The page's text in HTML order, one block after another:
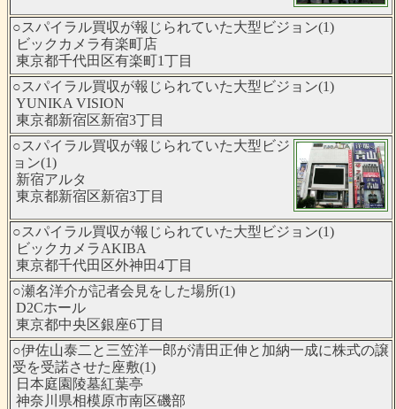
○スパイラル買収が報じられていた大型ビジョン(1)
ビックカメラ有楽町店
東京都千代田区有楽町1丁目
○スパイラル買収が報じられていた大型ビジョン(1)
YUNIKA VISION
東京都新宿区新宿3丁目
○スパイラル買収が報じられていた大型ビジ
ョン(1)
新宿アルタ
東京都新宿区新宿3丁目
○スパイラル買収が報じられていた大型ビジョン(1)
ビックカメラAKIBA
東京都千代田区外神田4丁目
○瀬名洋介が記者会見をした場所(1)
D2Cホール
東京都中央区銀座6丁目
○伊佐山泰二と三笠洋一郎が清田正伸と加納一成に株式の譲
受を受諾させた座敷(1)
日本庭園陵墓紅葉亭
神奈川県相模原市南区磯部